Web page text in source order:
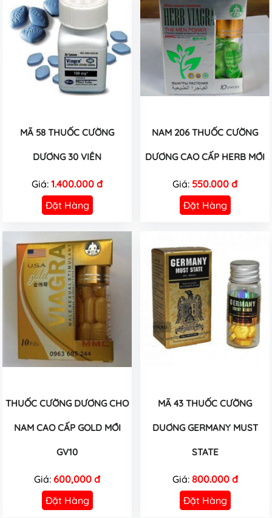
MÃ 58 THUỐC CƯỜNG
DƯƠNG 30 VIÊN
Giá: 1.400.000 đ
Đặt Hàng
NAM 206 THUỐC CƯỜNG
DƯƠNG CAO CẤP HERB MỚI
Giá: 550.000 đ
Đặt Hàng
THUỐC CƯỜNG DƯƠNG CHO
NAM CAO CẤP GOLD MỚI
GV10
Giá: 600,000 đ
Đặt Hàng
MÃ 43 THUỐC CƯỜNG
DUƠNG GERMANY MUST
STATE
Giá: 800.000 đ
Đặt Hàng